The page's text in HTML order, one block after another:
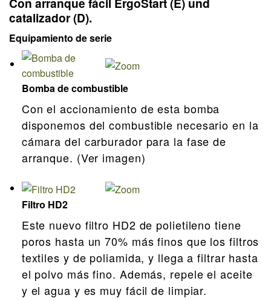
catalizador (D).
Equipamiento de serie
Bomba de combustible
Con el accionamiento de esta bomba
disponemos del combustible necesario en la
cámara del carburador para la fase de
arranque. (Ver imagen)
Filtro HD2
Este nuevo filtro HD2 de polietileno tiene
poros hasta un 70% más finos que los filtros
textiles y de poliamida, y llega a filtrar hasta
el polvo más fino. Además, repele el aceite
y el agua y es muy fácil de limpiar.